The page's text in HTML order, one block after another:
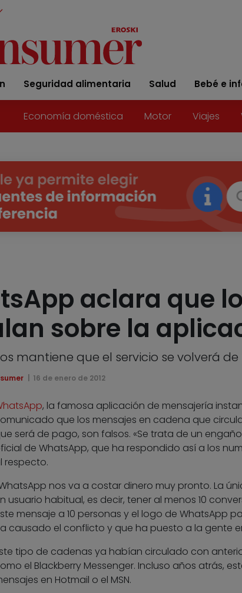
Seguridad alimentaria Salud Bebé e
Economía doméstica Motor Viajes
aclara que
sobre la
mantiene que el servicio se volverá
16 de enero de 2012
, la famosa aplicación de mensajería
que los mensajes en cadena que
será de pago, son falsos. «Se trata de un
de WhatsApp, que ha respondido así a los
respecto.
nos va a costar dinero muy pronto. La
usuario habitual, es decir, tener al menos 10
mensaje a 10 personas y el logo de WhatsApp
causado el conflicto y que ha puesto a la gente
tipo de cadenas ya habían circulado con
el Blackberry Messenger. Incluso años atrás,
en Hotmail o el MSN.